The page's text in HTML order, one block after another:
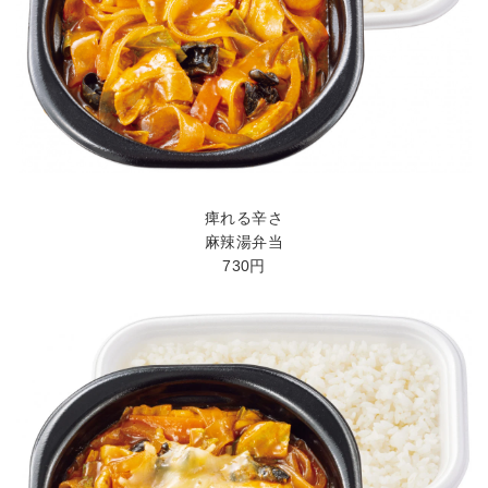
痺れる辛さ
麻辣湯弁当
730円